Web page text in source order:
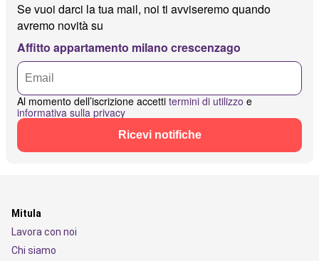
Se vuoi darci la tua mail, noi ti avviseremo quando
avremo novità su
Affitto appartamento milano crescenzago
Al momento dell’iscrizione accetti termini di utilizzo e
informativa sulla privacy
Ricevi notifiche
Mitula
Lavora con noi
Chi siamo